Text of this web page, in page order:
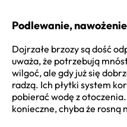
Podlewanie,
Dojrzałe brzozy są dość
uważa, że potrzebują
wilgoć, ale gdy już się
radzą. Ich płytki system
pobierać wodę z
konieczne, chyba że rosną